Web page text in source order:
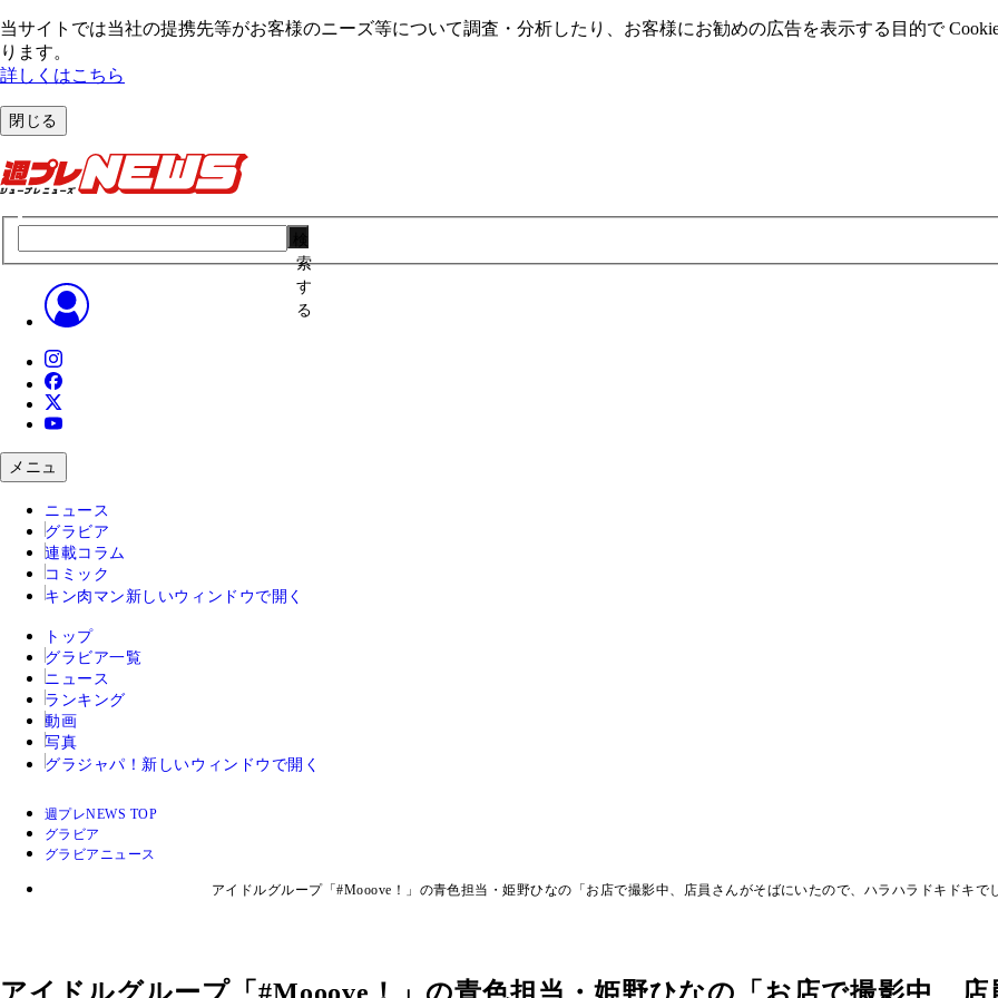
当サイトでは当社の提携先等がお客様のニーズ等について調査・分析したり、お客様にお勧めの広告を表⽰する⽬的で
ります。
詳しくはこちら
閉じる
索
す
る
メニュ
ニュース
グラビア
連載コラム
コミック
キン肉マン 新しいウィンドウで開く
トップ
グラビア一覧
ニュース
ランキング
動画
写真
グラジャパ！ 新しいウィンドウで開く
週プレNEWS TOP
グラビア
グラビアニュース
アイドルグループ「#Mooove！」の青色担当・姫野ひなの「お店で撮影中、店員さんがそばにいたので、ハラハラドキドキで
アイドルグループ「#Mooove！」の青色担当・姫野ひなの「お店で撮影中、